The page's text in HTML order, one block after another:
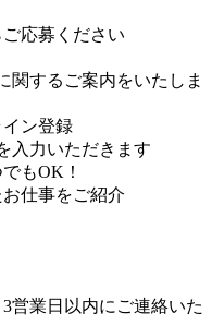
応募ください
するご案内をいたしま
ン登録
力いただきます
もOK！
仕事をご紹介
営業日以内にご連絡いた